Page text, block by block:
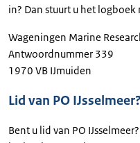
in? Dan stuurt u het logboek
Wageningen Marine
Antwoordnummer 339
1970 VB IJmuiden
Lid van PO
Bent u lid van PO